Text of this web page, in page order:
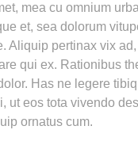
mea cu omnium
et, sea dolorum
Aliquip pertinax vix
qui ex. Rationibus
Has ne legere
ut eos tota vivendo
ornatus cum.